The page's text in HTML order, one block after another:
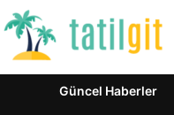
Güncel Haberler